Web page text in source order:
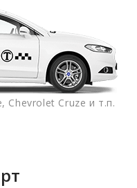
Chevrolet Cruze и т.п.